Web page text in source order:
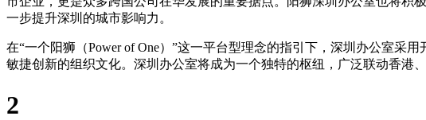
一步提升深圳的城市影响力。
在“一个阳狮（Power of One）”这一平台型理念的指引下，深圳办公室采
敏捷创新的组织文化。深圳办公室将成为一个独特的枢纽，广泛联动香港
2